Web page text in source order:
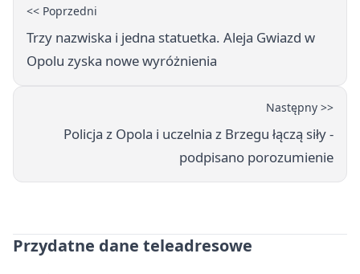
<< Poprzedni
Trzy nazwiska i jedna statuetka. Aleja Gwiazd w
Opolu zyska nowe wyróżnienia
Następny >>
Policja z Opola i uczelnia z Brzegu łączą siły -
podpisano porozumienie
Przydatne dane teleadresowe